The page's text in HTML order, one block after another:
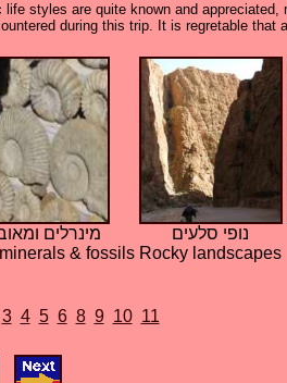
styles are quite known and
during this trip. It is regretable
מינרלים
& fossils
נופי סלעים
Rocky landscapes
3 4 5 6 8 9 10 11